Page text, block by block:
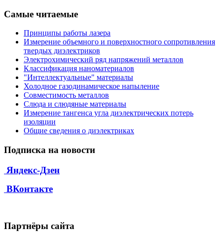
Самые читаемые
Принципы работы лазера
Измерение объемного и поверхностного сопротивления
твердых диэлектриков
Электрохимический ряд напряжений металлов
Классификация наноматериалов
"Интеллектуальные" материалы
Холодное газодинамическое напыление
Совместимость металлов
Слюда и слюдяные материалы
Измерение тангенса угла диэлектрических потерь
изоляции
Общие сведения о диэлектриках
Подписка на новости
Яндекс-Дзен
ВКонтакте
Партнёры сайта